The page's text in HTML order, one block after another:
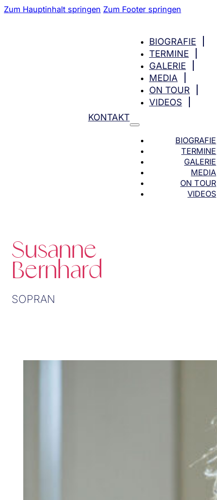
Zum Hauptinhalt springen Zum Footer springen
BIOGRAFIE
TERMINE
GALERIE
MEDIA
ON TOUR
VIDEOS
BIOGRAFIE
TERMINE
GALERIE
MEDIA
ON TOUR
VIDEOS
KONTAKT
Susanne
Bernhard
SOPRAN